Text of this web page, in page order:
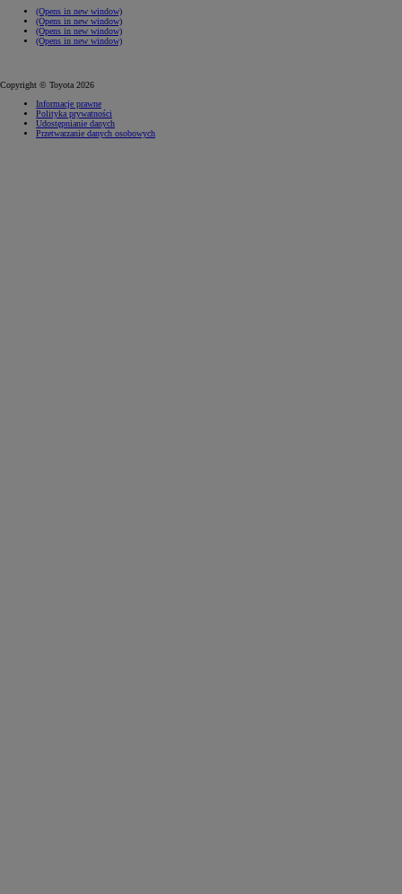
(Opens in new window)
(Opens in new window)
(Opens in new window)
(Opens in new window)
Copyright © Toyota 2026
Informacje prawne
Polityka prywatności
Udostępnianie danych
Przetwarzanie danych osobowych